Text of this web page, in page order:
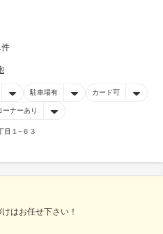
件
駐車場有 カード可
ーナーあり
目１−６３
はお任せ下さい！